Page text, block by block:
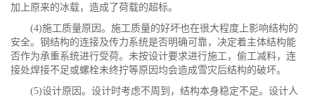
加上原来的冰载，造成了荷载的超标。
(4)施工质量原因。施工质量的好坏也在很大程度上影响结构的
安全。钢结构的连接及传力系统是否明确可靠，决定着主体结构能
否作为承重系统进行受荷。未按设计要求进行施工，偷工减料，连
接处焊接不足或螺栓未终拧等原因均会造成雪灾后结构的破坏。
(5)设计原因。设计时考虑不周到，结构本身稳定不足。设计人